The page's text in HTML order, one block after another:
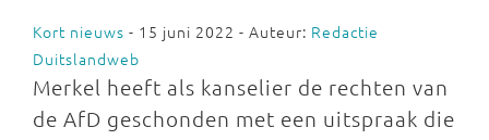
Kort nieuws - 15 juni 2022 - Auteur: Redactie
Duitslandweb
Merkel heeft als kanselier de rechten van
de AfD geschonden met een uitspraak die